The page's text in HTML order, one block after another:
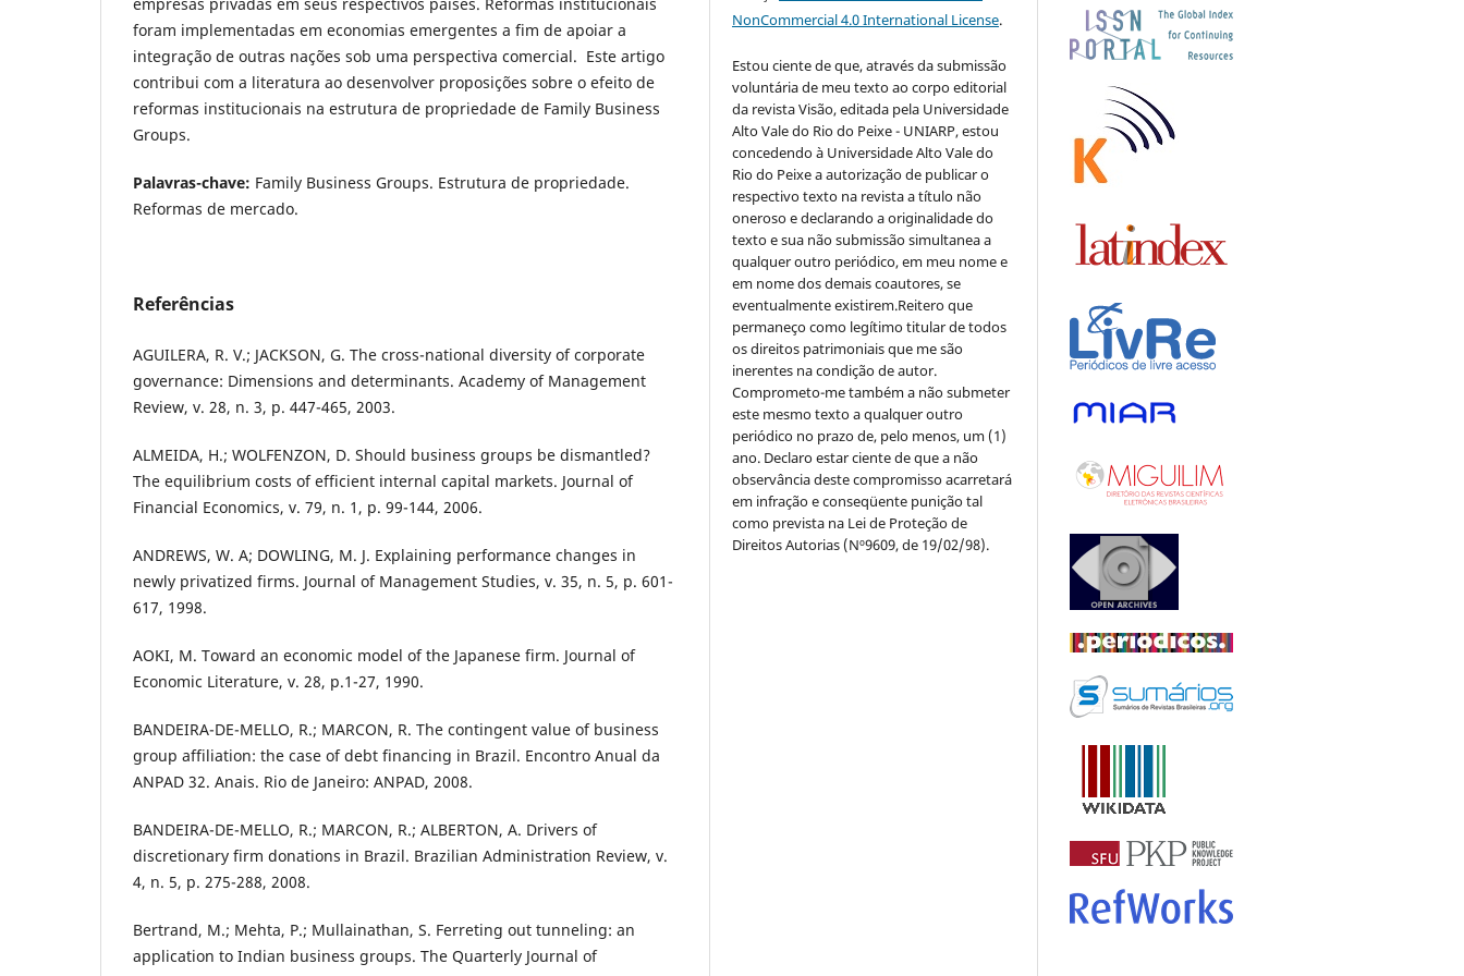
foram implementadas em economias emergentes a fim de apoiar a
integração de outras nações sob uma perspectiva comercial. Este artigo
contribui com a literatura ao desenvolver proposições sobre o efeito de
reformas institucionais na estrutura de propriedade de Family Business
Groups.
Palavras-chave: Family Business Groups. Estrutura de propriedade.
Reformas de mercado.
Referências
AGUILERA, R. V.; JACKSON, G. The cross-national diversity of corporate
governance: Dimensions and determinants. Academy of Management
Review, v. 28, n. 3, p. 447-465, 2003.
ALMEIDA, H.; WOLFENZON, D. Should business groups be dismantled?
The equilibrium costs of efficient internal capital markets. Journal of
Financial Economics, v. 79, n. 1, p. 99-144, 2006.
ANDREWS, W. A; DOWLING, M. J. Explaining performance changes in
newly privatized firms. Journal of Management Studies, v. 35, n. 5, p. 601-
617, 1998.
AOKI, M. Toward an economic model of the Japanese firm. Journal of
Economic Literature, v. 28, p.1-27, 1990.
BANDEIRA-DE-MELLO, R.; MARCON, R. The contingent value of business
group affiliation: the case of debt financing in Brazil. Encontro Anual da
ANPAD 32. Anais. Rio de Janeiro: ANPAD, 2008.
BANDEIRA-DE-MELLO, R.; MARCON, R.; ALBERTON, A. Drivers of
discretionary firm donations in Brazil. Brazilian Administration Review, v.
4, n. 5, p. 275-288, 2008.
Bertrand, M.; Mehta, P.; Mullainathan, S. Ferreting out tunneling: an
application to Indian business groups. The Quarterly Journal of
NonCommercial 4.0 International License.
Estou ciente de que, através da submissão
voluntária de meu texto ao corpo editorial
da revista Visão, editada pela Universidade
Alto Vale do Rio do Peixe - UNIARP, estou
concedendo à Universidade Alto Vale do
Rio do Peixe a autorização de publicar o
respectivo texto na revista a título não
oneroso e declarando a originalidade do
texto e sua não submissão simultanea a
qualquer outro periódico, em meu nome e
em nome dos demais coautores, se
eventualmente existirem.Reitero que
permaneço como legítimo titular de todos
os direitos patrimoniais que me são
inerentes na condição de autor.
Comprometo-me também a não submeter
este mesmo texto a qualquer outro
periódico no prazo de, pelo menos, um (1)
ano. Declaro estar ciente de que a não
observância deste compromisso acarretará
em infração e conseqüente punição tal
como prevista na Lei de Proteção de
Direitos Autorias (Nº9609, de 19/02/98).